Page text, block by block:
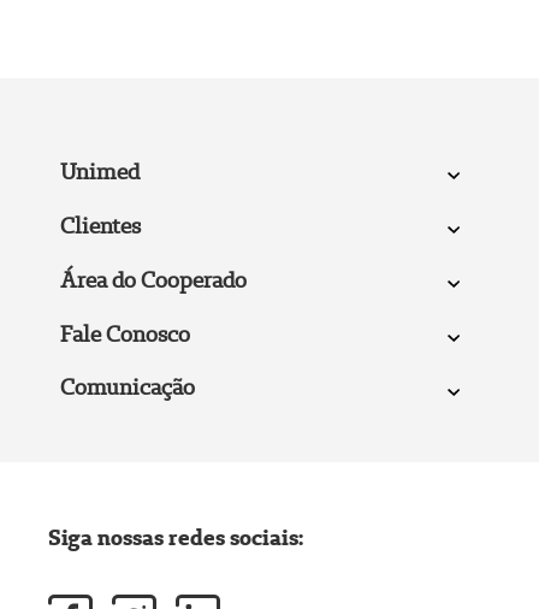
Unimed
Clientes
Área do Cooperado
Fale Conosco
Comunicação
Siga nossas redes sociais: